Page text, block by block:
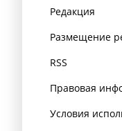
Редакция
Размещение
RSS
Правовая
Условия